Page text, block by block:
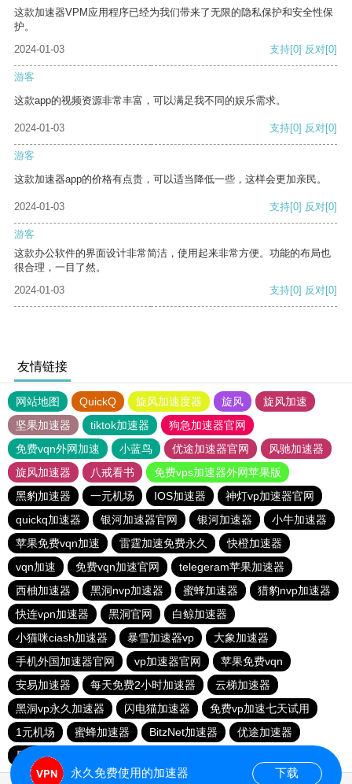
这款加速器VPM应用程序已经为我们带来了无限的隐私保护和安全性保
护。
2024-01-03
支持[0] 反对[0]
游客
这款app的视频资源非常丰富，可以满足我不同的娱乐需求。
2024-01-03 支持[0] 反对[0]
游客
这款加速器app的价格有点贵，可以适当降低一些，这样会更加亲民。
2024-01-03 支持[0] 反对[0]
游客
这款办公软件的界面设计非常简洁，使用起来非常方便。功能的布局也
很合理，一目了然。
2024-01-03
支持[0] 反对[0]
友情链接
网站地图 QuickQ 旋风加速度器 旋风
旋风加速
坚果加速器
tiktok加速器
狗急加速器官网
免费vqn外网加速
小蓝鸟 优途加速器官网
风驰加速器
旋风加速器
八戒看书
免费vps加速器外网苹果版
黑豹加速器
一元机场 IOS加速器
神灯vp加速器官网
quickq加速器
银河加速器官网 银河加速器
小牛加速器
苹果免费vqn加速
雷霆加速免费永久
快橙加速器
vqn加速
免费vqn加速官网
telegeram苹果加速器
西柚加速器
黑洞nvp加速器 蜜蜂加速器
猎豹nvp加速器
快连vρn加速器
黑洞官网
白鲸加速器
小猫咪ciash加速器
暴雪加速器vp
大象加速器
手机外国加速器官网
vp加速器官网
苹果免费vqn
安易加速器
每天免费2小时加速器
云梯加速器
黑洞vp永久加速器
闪电猫加速器
免费vp加速七天试用
1元机场
蜜蜂加速器 BitzNet加速器
优途加速器
星星加速器
永久免费使用的加速器 下载